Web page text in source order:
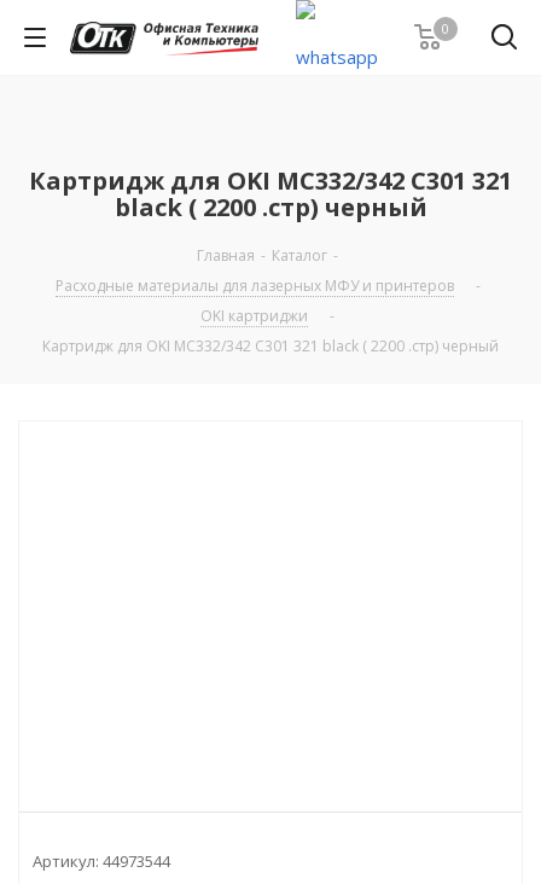
0
Картридж для OKI MC332/342 C301 321
black ( 2200 .стр) черный
Главная - Каталог -
Расходные материалы для лазерных МФУ и принтеров
-
OKI картриджи
-
Картридж для OKI MC332/342 C301 321 black ( 2200 .стр) черный
Артикул: 44973544